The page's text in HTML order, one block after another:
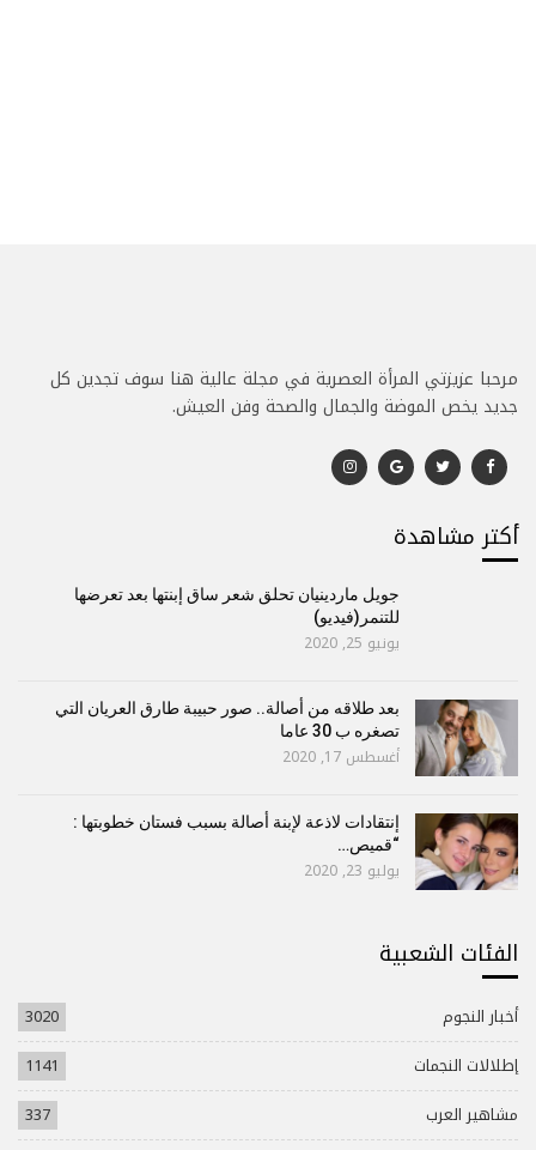
مرحبا عزيزتي المرأة العصرية في مجلة عالية هنا سوف تجدين كل
جديد يخص الموضة والجمال والصحة وفن العيش.
أكتر مشاهدة
جويل ماردينيان تحلق شعر ساق إبنتها بعد تعرضها
للتنمر(فيديو)
يونيو 25, 2020
بعد طلاقه من أصالة.. صور حبيبة طارق العريان التي
تصغره ب 30 عاما
أغسطس 17, 2020
إنتقادات لاذعة لإبنة أصالة بسبب فستان خطوبتها :
“قميص…
يوليو 23, 2020
الفئات الشعبية
أخبار النجوم
3020
إطلالات النجمات
1141
مشاهير العرب
337